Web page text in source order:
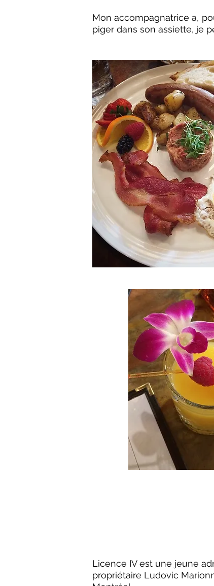
Mon accompagnatrice a,
piger dans son assiette, je
Licence IV est une jeune
propriétaire Ludovic